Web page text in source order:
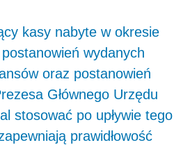
kasy nabyte w okresie
wydanych
oraz postanowień
Głównego Urzędu
stosować po upływie tego
prawidłowość